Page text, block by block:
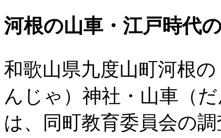
河根の山車・江戸時代
和歌山県九度山町河根
んじゃ）神社・山車（
は、同町教育委員会の